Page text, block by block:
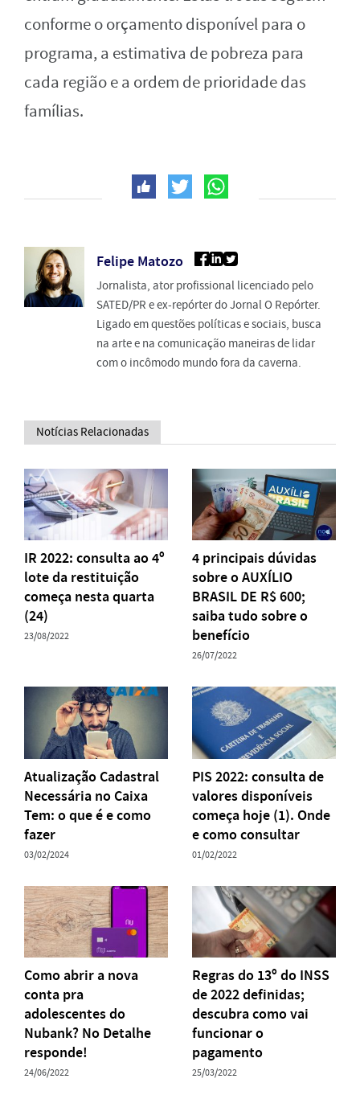
conforme o orçamento disponível para o
programa, a estimativa de pobreza para
cada região e a ordem de prioridade das
famílias.
Felipe Matozo
Jornalista, ator profissional licenciado pelo
SATED/PR e ex-repórter do Jornal O Repórter.
Ligado em questões políticas e sociais, busca
na arte e na comunicação maneiras de lidar
com o incômodo mundo fora da caverna.
Notícias Relacionadas
IR 2022: consulta ao 4º
lote da restituição
começa nesta quarta
(24)
23/08/2022
4 principais dúvidas
sobre o AUXÍLIO
BRASIL DE R$ 600;
saiba tudo sobre o
benefício
26/07/2022
Atualização Cadastral
Necessária no Caixa
Tem: o que é e como
fazer
03/02/2024
PIS 2022: consulta de
valores disponíveis
começa hoje (1). Onde
e como consultar
01/02/2022
Como abrir a nova
conta pra
adolescentes do
Nubank? No Detalhe
responde!
24/06/2022
Regras do 13º do INSS
de 2022 definidas;
descubra como vai
funcionar o
pagamento
25/03/2022